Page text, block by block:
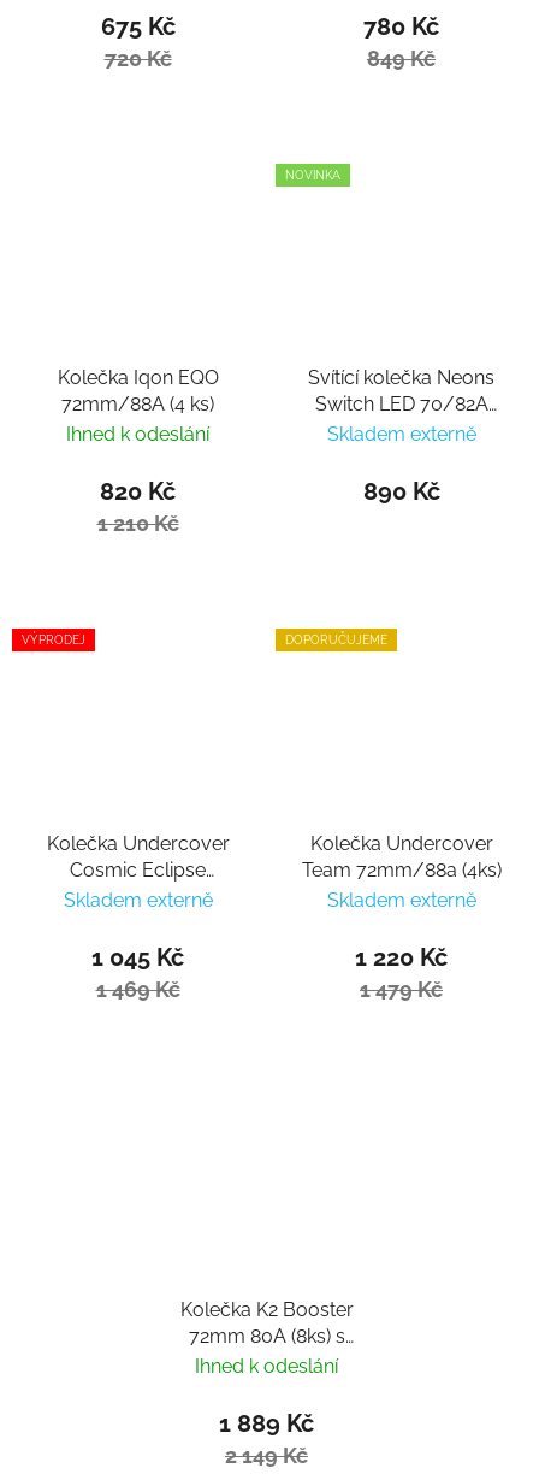
675 Kč
720 Kč
780 Kč
849 Kč
Kolečka Iqon EQO
72mm/88A (4 ks)
Ihned k odeslání
820 Kč
1 210 Kč
NOVINKA
Svítící kolečka Neons
Switch LED 70/82A
(4ks)
Skladem externě
890 Kč
VÝPRODEJ
Kolečka Undercover
Cosmic Eclipse
72mm/86a (4ks)
Skladem externě
1 045 Kč
1 469 Kč
DOPORUČUJEME
Kolečka Undercover
Team 72mm/88a (4ks)
Skladem externě
1 220 Kč
1 479 Kč
Kolečka K2 Booster
72mm 80A (8ks) s
ložisky ILQ 5
Ihned k odeslání
1 889 Kč
2 149 Kč